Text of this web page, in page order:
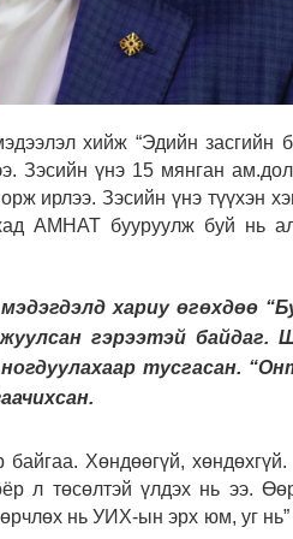
хийж “Эдийн засгийн
Зэсийн үнэ 15 мянган
ирлээ. Зэсийн үнэ түүхэн
АМНАТ бууруулж буй нь
хариу өгөхдөө
гэрээтэй байдаг.
тусгасан.
Хөндөөгүй, хөндөхгүй.
л төсөлтэй үлдэх нь ээ.
нь УИХ-ын эрх юм, уг